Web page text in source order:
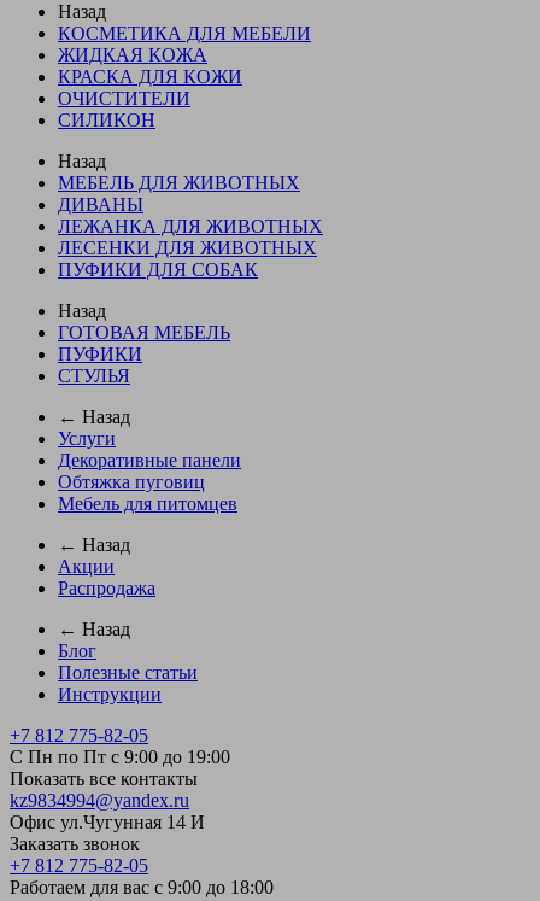
Назад
КОСМЕТИКА ДЛЯ МЕБЕЛИ
ЖИДКАЯ КОЖА
КРАСКА ДЛЯ КОЖИ
ОЧИСТИТЕЛИ
СИЛИКОН
Назад
МЕБЕЛЬ ДЛЯ ЖИВОТНЫХ
ДИВАНЫ
ЛЕЖАНКА ДЛЯ ЖИВОТНЫХ
ЛЕСЕНКИ ДЛЯ ЖИВОТНЫХ
ПУФИКИ ДЛЯ СОБАК
Назад
ГОТОВАЯ МЕБЕЛЬ
ПУФИКИ
СТУЛЬЯ
← Назад
Услуги
Декоративные панели
Обтяжка пуговиц
Мебель для питомцев
← Назад
Акции
Распродажа
← Назад
Блог
Полезные статьи
Инструкции
+7 812 775-82-05
С Пн по Пт с 9:00 до 19:00
Показать все контакты
kz9834994@yandex.ru
Офис ул.Чугунная 14 И
Заказать звонок
+7 812 775-82-05
Работаем для вас с 9:00 до 18:00